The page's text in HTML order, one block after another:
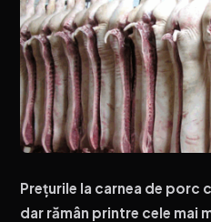
Prețurile la carnea de porc
dar rămân printre cele mai